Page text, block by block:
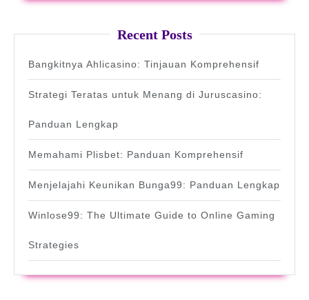
Recent Posts
Bangkitnya Ahlicasino: Tinjauan Komprehensif
Strategi Teratas untuk Menang di Juruscasino:
Panduan Lengkap
Memahami Plisbet: Panduan Komprehensif
Menjelajahi Keunikan Bunga99: Panduan Lengkap
Winlose99: The Ultimate Guide to Online Gaming
Strategies